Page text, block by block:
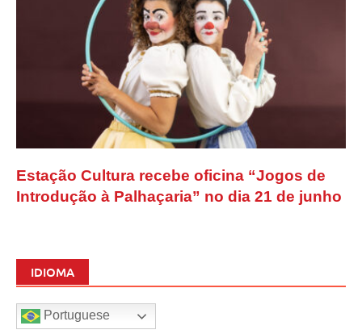
Estação Cultura recebe oficina “Jogos de
Introdução à Palhaçaria” no dia 21 de junho
IDIOMA
Portuguese